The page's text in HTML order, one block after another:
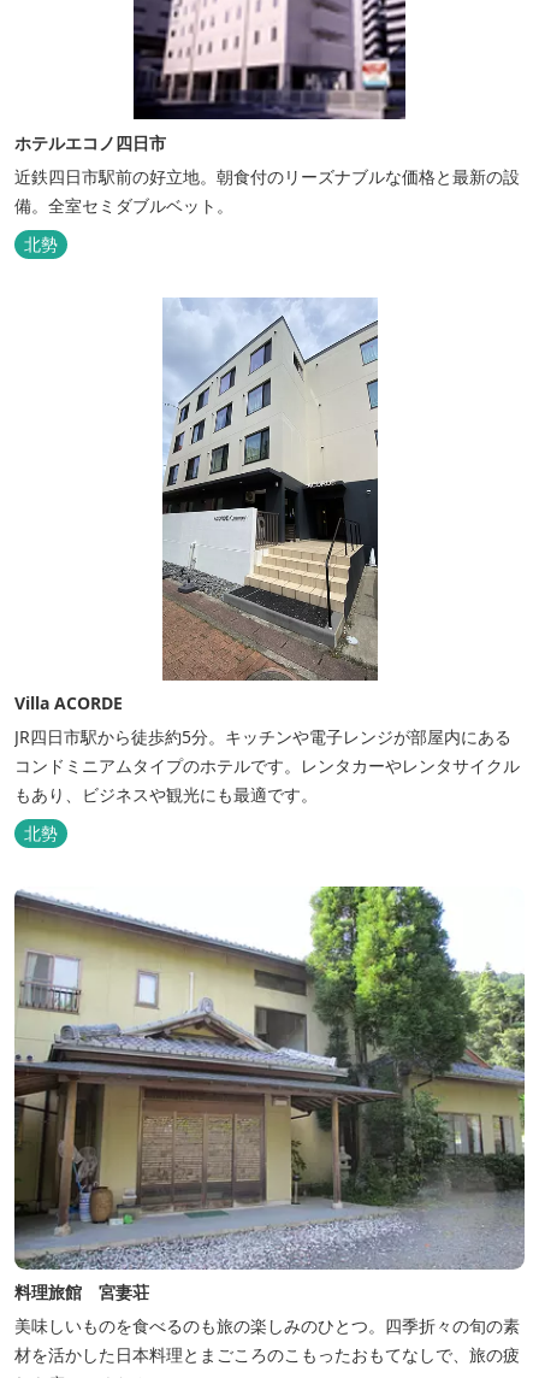
ホテルエコノ四日市
近鉄四日市駅前の好立地。朝食付のリーズナブルな価格と最新の設
備。全室セミダブルベット。
北勢
Villa ACORDE
JR四日市駅から徒歩約5分。キッチンや電子レンジが部屋内にある
コンドミニアムタイプのホテルです。レンタカーやレンタサイクル
もあり、ビジネスや観光にも最適です。
北勢
料理旅館 宮妻荘
美味しいものを食べるのも旅の楽しみのひとつ。四季折々の旬の素
材を活かした日本料理とまごころのこもったおもてなしで、旅の疲